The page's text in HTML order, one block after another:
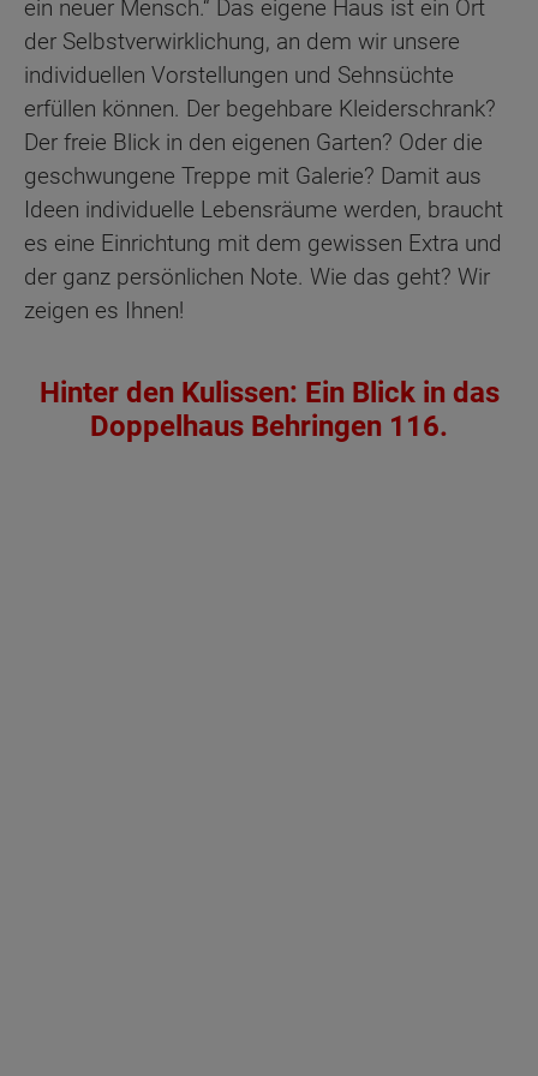
ein neuer Mensch.“ Das eigene Haus ist ein Ort
der Selbstverwirklichung, an dem wir unsere
individuellen Vorstellungen und Sehnsüchte
erfüllen können. Der begehbare Kleiderschrank?
Der freie Blick in den eigenen Garten? Oder die
geschwungene Treppe mit Galerie? Damit aus
Ideen individuelle Lebensräume werden, braucht
es eine Einrichtung mit dem gewissen Extra und
der ganz persönlichen Note. Wie das geht? Wir
zeigen es Ihnen!
Hinter den Kulissen: Ein Blick in das
Doppelhaus Behringen 116.